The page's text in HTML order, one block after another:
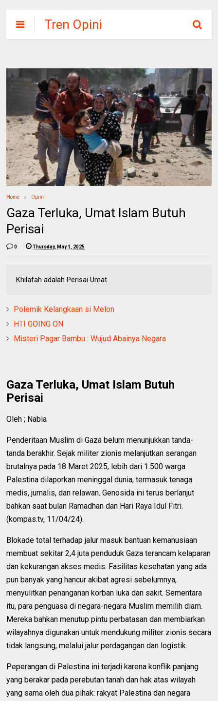
Tren Opini
Home Opini
Gaza Terluka, Umat Islam Butuh
Perisai
0 Thursday, May 1, 2025
Khilafah adalah Perisai Umat
Polemik Kelangkaan si Melon
HTI GOING ON
Misteri Pagar Bambu : Wujud Abainya Negara
Gaza Terluka, Umat Islam Butuh
Perisai
Oleh ; Nabia
Penderitaan Muslim di Gaza belum menunjukkan tanda-
tanda berakhir. Sejak militer zionis melanjutkan serangan
brutalnya pada 18 Maret 2025, lebih dari 1.500 warga
Palestina dilaporkan meninggal dunia, termasuk tenaga
medis, jurnalis, dan relawan. Genosida ini terus berlanjut
bahkan saat bulan Ramadhan dan Hari Raya Idul Fitri.
(kompas.tv, 11/04/24).
Blokade total terhadap jalur masuk bantuan kemanusiaan
membuat sekitar 2,4 juta penduduk Gaza terancam kelaparan
dan kekurangan akses medis. Fasilitas kesehatan yang ada
pun banyak yang hancur akibat agresi sebelumnya,
menyulitkan penanganan korban luka dan sakit. Sementara
itu, para penguasa di negara-negara Muslim memilih diam.
Mereka bahkan menutup pintu perbatasan dan membiarkan
wilayahnya digunakan untuk mendukung militer zionis secara
tidak langsung, melalui jalur perdagangan dan logistik.
Peperangan di Palestina ini terjadi karena konflik panjang
yang berakar pada perebutan tanah dan hak atas wilayah
yang sama oleh dua pihak: rakyat Palestina dan negara